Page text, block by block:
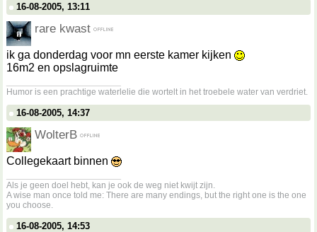
16-08-2005, 13:11
rare kwast
ik ga donderdag voor mn eerste kamer kijken
16m2 en opslagruimte
Humor is een prachtige waterlelie die wortelt in het troebele water van verdriet.
16-08-2005, 14:37
WolterB
Collegekaart binnen
Als je geen doel hebt, kan je ook de weg niet kwijt zijn.
A wise man once told me: There are many endings, but the right one is the one
you choose.
16-08-2005, 14:53